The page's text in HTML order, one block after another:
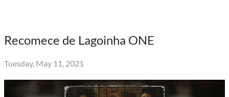
Recomece de Lagoinha ONE
Tuesday, May 11, 2021